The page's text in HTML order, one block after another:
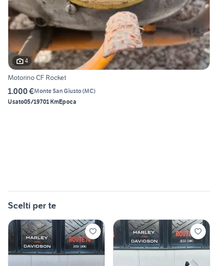
4
Motorino CF Rocket
1.000 €Monte San Giusto(MC)
Usato05/19701 KmEpoca
Scelti per te